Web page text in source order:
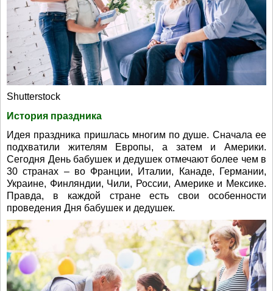
Shutterstock
История праздника
Идея праздника пришлась многим по душе. Сначала ее
подхватили жителям Европы, а затем и Америки.
Сегодня День бабушек и дедушек отмечают более чем в
30 странах – во Франции, Италии, Канаде, Германии,
Украине, Финляндии, Чили, России, Америке и Мексике.
Правда, в каждой стране есть свои особенности
проведения Дня бабушек и дедушек.